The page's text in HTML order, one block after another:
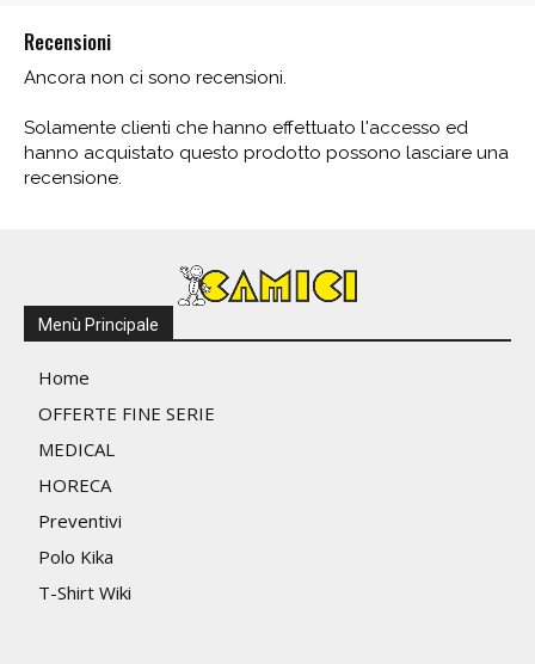
Recensioni
Ancora non ci sono recensioni.
Solamente clienti che hanno effettuato l'accesso ed
hanno acquistato questo prodotto possono lasciare una
recensione.
Menù Principale
Home
OFFERTE FINE SERIE
MEDICAL
HORECA
Preventivi
Polo Kika
T-Shirt Wiki